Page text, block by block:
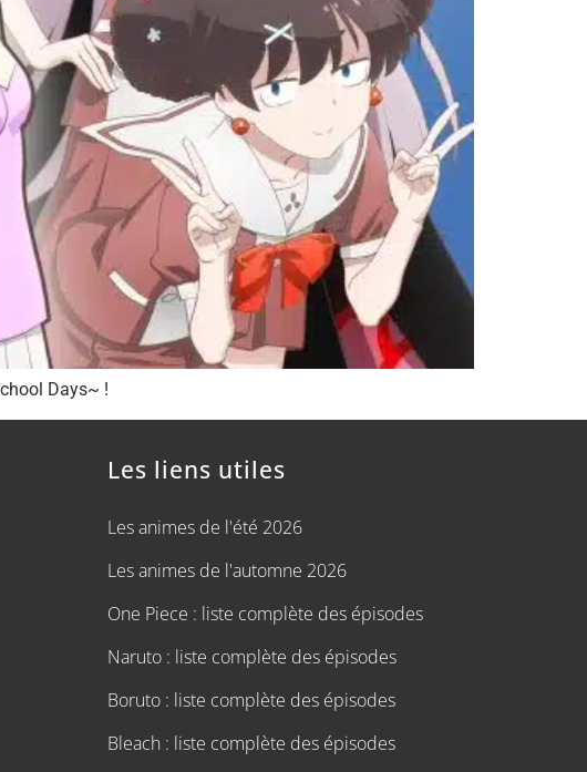
Days~ !
Les liens utiles
Les animes de l'été 2026
Les animes de l'automne 2026
One Piece : liste complète des épisodes
Naruto : liste complète des épisodes
Boruto : liste complète des épisodes
Bleach : liste complète des épisodes